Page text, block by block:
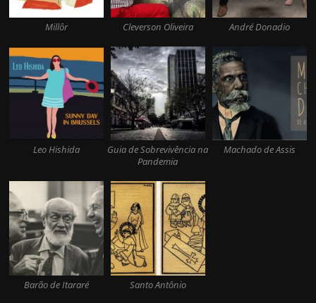
Millôr Cleverson Oliveira André Donadio
Leo Hishida
Guia de Sobrevivência na
Pandemia
Machado de Assis
Barão de Itararé Santo Antônio